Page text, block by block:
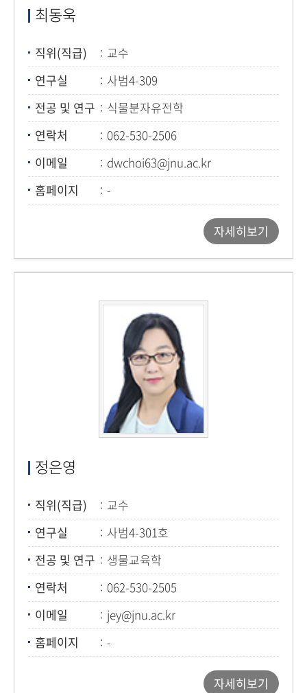
최동욱
직위(직급)
교수
연구실
사범4-309
전공 및 연구
식물분자유전학
연락처
062-530-2506
이메일
dwchoi63@jnu.ac.kr
홈페이지
-
자세히보기
정은영
직위(직급)
교수
연구실
사범4-301호
전공 및 연구
생물교육학
연락처
062-530-2505
이메일
jey@jnu.ac.kr
홈페이지
-
자세히보기